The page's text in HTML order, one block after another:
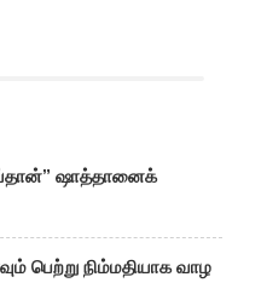
ஷாத்தானைக்
பெற்று நிம்மதியாக வாழ